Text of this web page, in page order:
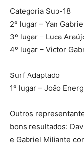
Categoria Sub-18
2º lugar – Yan Gabriel
3º lugar – Luca
4º lugar – Victor
Surf Adaptado
1º lugar – João
Outros
bons resultados:
e Gabriel Miliante